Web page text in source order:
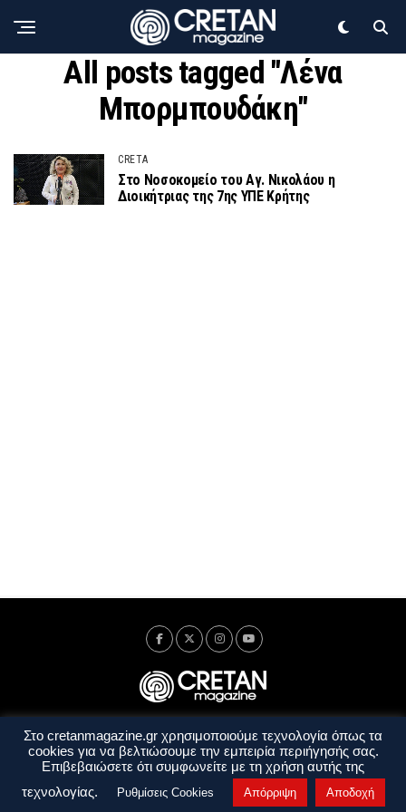
All posts tagged "Λένα
Μπορμπουδάκη"
CRETA
Στο Νοσοκομείο του Αγ. Νικολάου η
Διοικήτριας της 7ης ΥΠΕ Κρήτης
Ταυτότητα Πολιτική Απορρήτου
Όροι Χρήσης
Όροι και Προϋποθέσεις
Στο cretanmagazine.gr χρησιμοποιούμε τεχνολογία όπως τα
cookies για να βελτιώσουμε την εμπειρία περιήγησής σας.
Επιβεβαιώσετε ότι συμφωνείτε με τη χρήση αυτής της
τεχνολογίας.
Ρυθμίσεις Cookies Απόρριψη Αποδοχή